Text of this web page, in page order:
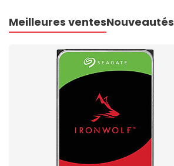
Meilleures ventesNouveautés